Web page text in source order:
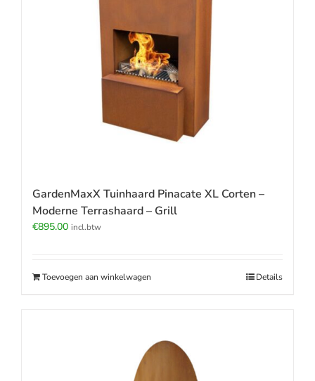
GardenMaxX Tuinhaard Pinacate XL Corten –
Moderne Terrashaard – Grill
€895.00 incl.btw
Toevoegen aan winkelwagen Details